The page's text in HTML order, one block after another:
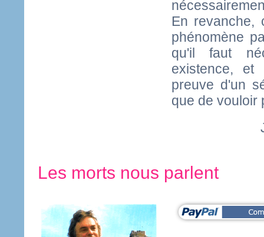
En revanche,
phénomène
qu'il faut
existence,
preuve d'un
que de vouloir
Les morts nous parlent